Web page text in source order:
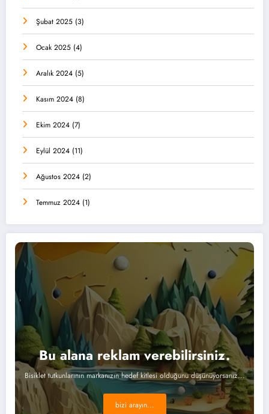
Şubat 2025 (3)
Ocak 2025 (4)
Aralık 2024 (5)
Kasım 2024 (8)
Ekim 2024 (7)
Eylül 2024 (11)
Ağustos 2024 (2)
Temmuz 2024 (1)
Bu alana reklam verebilirsiniz.
Bisiklet tutkunlarının markanızın hedef kitlesi olduğunu düşünüyorsanız...
bizi arayın...